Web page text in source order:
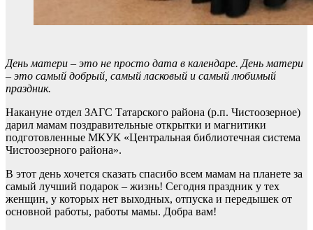
День матери – это не просто дата в календаре. День матери
– это самый добрый, самый ласковый и самый любимый
праздник.
Накануне отдел ЗАГС Татарского района (р.п. Чистоозерное)
дарил мамам поздравительные открытки и магнитики
подготовленные МКУК «Центральная библиотечная система
Чистоозерного района».
В этот день хочется сказать спасибо всем мамам на планете за
самый лучший подарок – жизнь! Сегодня праздник у тех
женщин, у которых нет выходных, отпуска и передышек от
основной работы, работы мамы. Добра вам!